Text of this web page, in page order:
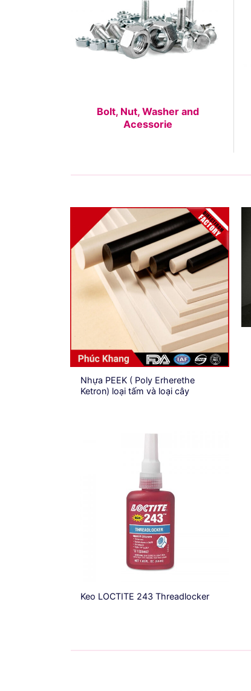
Bolt, Nut, Washer and
Acessorie
Nhựa PEEK ( Poly Erherethe
Ketron) loại tấm và loại cây
Keo LOCTITE 243 Threadlocker